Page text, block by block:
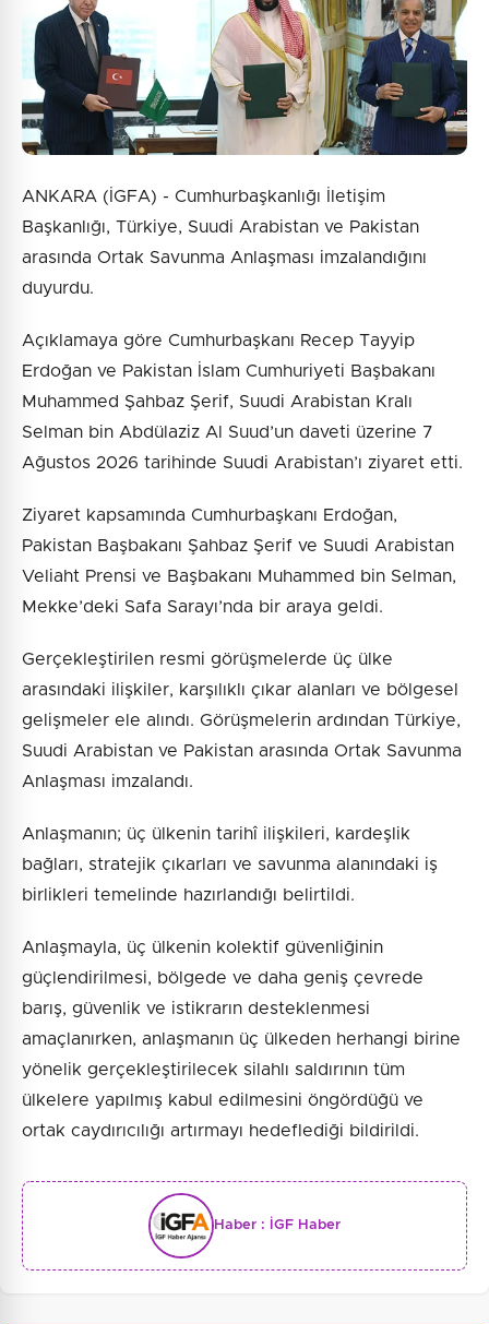
ANKARA (İGFA) - Cumhurbaşkanlığı İletişim
Başkanlığı, Türkiye, Suudi Arabistan ve Pakistan
arasında Ortak Savunma Anlaşması imzalandığını
duyurdu.
Açıklamaya göre Cumhurbaşkanı Recep Tayyip
Erdoğan ve Pakistan İslam Cumhuriyeti Başbakanı
Muhammed Şahbaz Şerif, Suudi Arabistan Kralı
Selman bin Abdülaziz Al Suud’un daveti üzerine 7
Ağustos 2026 tarihinde Suudi Arabistan’ı ziyaret etti.
Ziyaret kapsamında Cumhurbaşkanı Erdoğan,
Pakistan Başbakanı Şahbaz Şerif ve Suudi Arabistan
Veliaht Prensi ve Başbakanı Muhammed bin Selman,
Mekke’deki Safa Sarayı’nda bir araya geldi.
Gerçekleştirilen resmi görüşmelerde üç ülke
arasındaki ilişkiler, karşılıklı çıkar alanları ve bölgesel
gelişmeler ele alındı. Görüşmelerin ardından Türkiye,
Suudi Arabistan ve Pakistan arasında Ortak Savunma
Anlaşması imzalandı.
Anlaşmanın; üç ülkenin tarihî ilişkileri, kardeşlik
bağları, stratejik çıkarları ve savunma alanındaki iş
birlikleri temelinde hazırlandığı belirtildi.
Anlaşmayla, üç ülkenin kolektif güvenliğinin
güçlendirilmesi, bölgede ve daha geniş çevrede
barış, güvenlik ve istikrarın desteklenmesi
amaçlanırken, anlaşmanın üç ülkeden herhangi birine
yönelik gerçekleştirilecek silahlı saldırının tüm
ülkelere yapılmış kabul edilmesini öngördüğü ve
ortak caydırıcılığı artırmayı hedeflediği bildirildi.
Haber : İGF Haber